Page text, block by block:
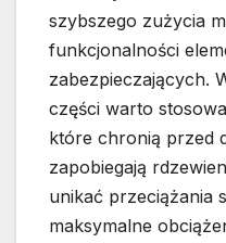
szybszego zużycia
funkcjonalności
zabezpieczających.
części warto
które chronią przed
zapobiegają
unikać przeciążania
maksymalne